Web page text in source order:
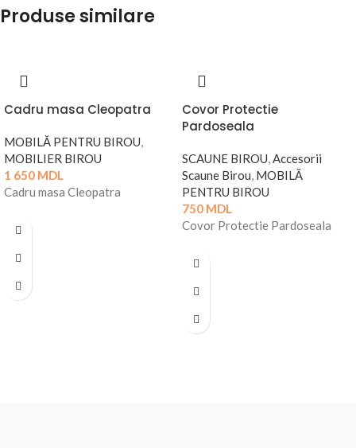
Produse similare
Cadru masa Cleopatra
MOBILĂ PENTRU BIROU,
MOBILIER BIROU
1 650 MDL
Cadru masa Cleopatra
Covor Protectie
Pardoseala
SCAUNE BIROU,Accesorii
Scaune Birou, MOBILĂ
PENTRU BIROU
750 MDL
Covor Protectie Pardoseala